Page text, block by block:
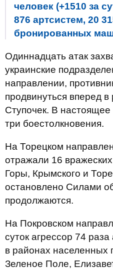
человек (+1510 за
876 артсистем, 20
бронированных
Одиннадцать атак
украинские
направлении,
продвинуться вперед
Ступочек. В
три боестолкновения.
На Торецком
отражали 16
Горы, Крымского и
остановлено Силами
продолжаются.
На Покровском
суток агрессор 74
в районах населенных
Зеленое Поле,